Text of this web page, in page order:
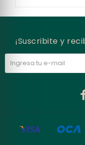
¡Suscribite y